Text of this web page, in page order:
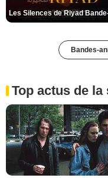
Bandes-
Top actus de la